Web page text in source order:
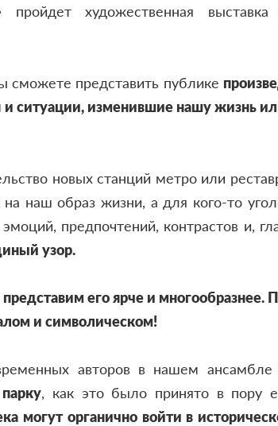
пройдет художественная выставка
сможете представить публике
ситуации, изменившие нашу жизнь
новых станций метро или
наш образ жизни, а для кого-то
предпочтений, контрастов и,
узор.
его ярче и
и символическом!
авторов в нашем ансамбле
, как это было принято в пору
могут органично войти в